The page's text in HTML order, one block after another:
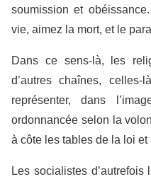
soumission et
vie, aimez la mort, et le
Dans ce sens-là, les
d’autres chaînes,
représenter, dans
ordonnancée selon la
à côte les tables de la loi
Les socialistes d’autrefois